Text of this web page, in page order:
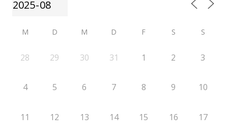
M D M D F S S
28 29 30 31 1 2 3
4 5 6 7 8 9 10
11 12 13 14 15 16 17